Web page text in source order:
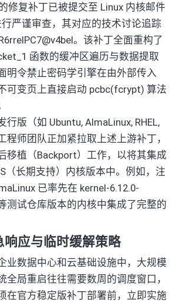
修复补丁已被提交至 Linux 内核邮件
严谨审查，其对应的技术讨论追踪
。该补丁全面重构了
函数的缓冲区遍历与数据提取
明令禁止密码学引擎在由外部传入
可变页上直接启动 pcbc(fcrypt) 算法
行版（如 Ubuntu, AlmaLinux, RHEL,
程师团队正加紧拉取上述上游补丁，
移植（Backport）工作，以将其集成
（长期支持）内核版本中。例如，注
已率先在 kernel-6.12.0-
测试仓库版本的内核中集成了完整的
响应与临时缓解策略
业数据中心和云基础设施中，大规模
全局重启往往需要数周的调度窗口，
在官方稳定版补丁部署前，立即实施